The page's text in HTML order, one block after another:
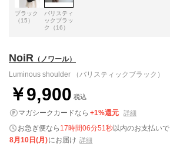
ブラック
（15）
バリスティ
ックブラッ
ク（16）
NoiR （ノワール）
Luminous shoulder （バリスティックブラック）
￥9,900 税込
マガシークカードなら +1%還元 詳細
お急ぎ便なら 17時間06分50秒以内のお支払いで
8月10日(月)にお届け 詳細